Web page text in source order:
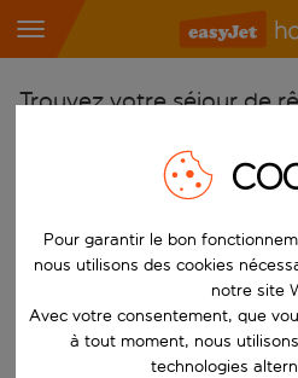
Trouvez votre séjour de
Commencez à taper pour la saisie
Choisissez votre aéroport
Commencez à taper pour la saisie
Choisissez votre destination
Vers
Choisissez vos dates
Quand
Pour garantir le bon
nous utilisons des cookies
notre site
Avec votre consentement, que
à tout moment, nous
technologies